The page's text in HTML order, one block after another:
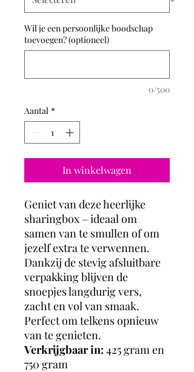
Wil je een persoonlijke boodschap
toevoegen? (optioneel)
0/500
Aantal *
In winkelwagen
Geniet van deze heerlijke
sharingbox – ideaal om
samen van te smullen of om
jezelf extra te verwennen.
Dankzij de stevig afsluitbare
verpakking blijven de
snoepjes langdurig vers,
zacht en vol van smaak.
Perfect om telkens opnieuw
van te genieten.
Verkrijgbaar in: 425 gram en
750 gram